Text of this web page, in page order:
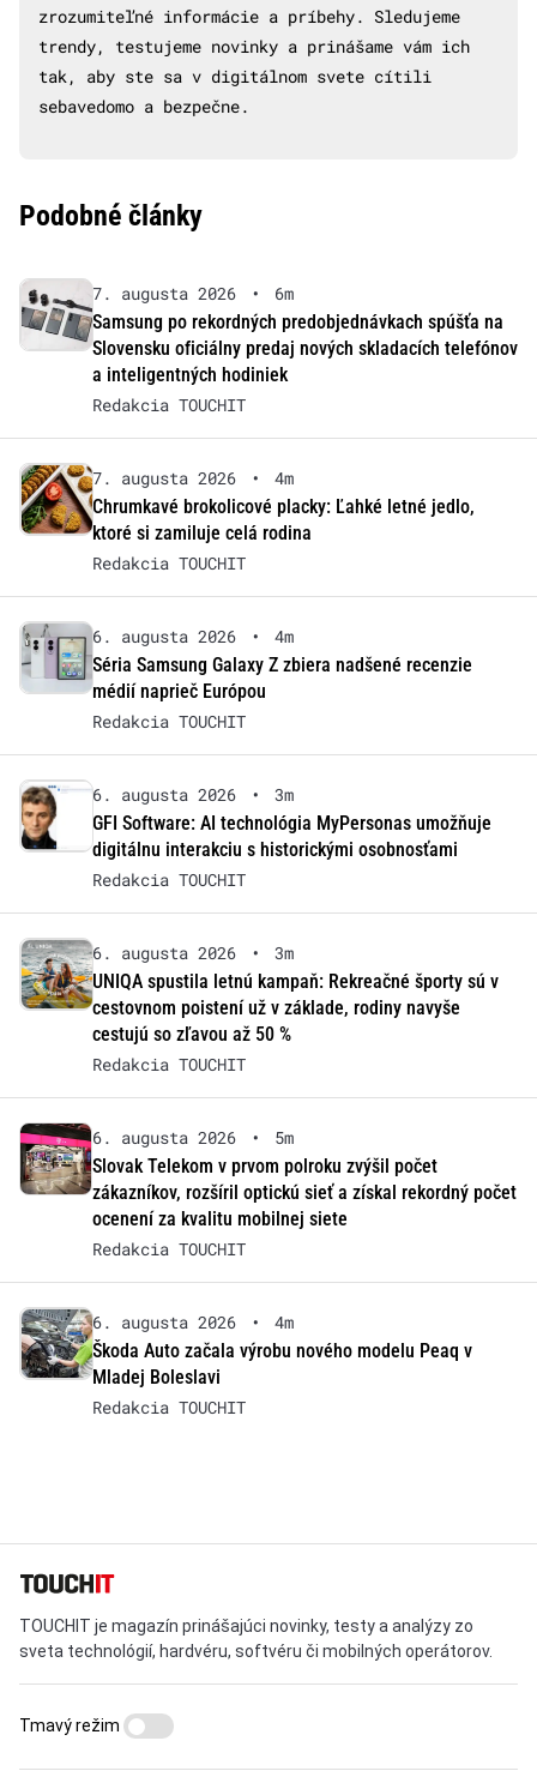
zrozumiteľné informácie a príbehy. Sledujeme
trendy, testujeme novinky a prinášame vám ich
tak, aby ste sa v digitálnom svete cítili
sebavedomo a bezpečne.
Podobné články
7. augusta 2026 •
6m
Samsung po rekordných predobjednávkach spúšťa na
Slovensku oficiálny predaj nových skladacích telefónov
a inteligentných hodiniek
Redakcia TOUCHIT
7. augusta 2026 •
4m
Chrumkavé brokolicové placky: Ľahké letné jedlo,
ktoré si zamiluje celá rodina
Redakcia TOUCHIT
6. augusta 2026 •
4m
Séria Samsung Galaxy Z zbiera nadšené recenzie
médií naprieč Európou
Redakcia TOUCHIT
6. augusta 2026 •
3m
GFI Software: AI technológia MyPersonas umožňuje
digitálnu interakciu s historickými osobnosťami
Redakcia TOUCHIT
6. augusta 2026 •
3m
UNIQA spustila letnú kampaň: Rekreačné športy sú v
cestovnom poistení už v základe, rodiny navyše
cestujú so zľavou až 50 %
Redakcia TOUCHIT
6. augusta 2026 •
5m
Slovak Telekom v prvom polroku zvýšil počet
zákazníkov, rozšíril optickú sieť a získal rekordný počet
ocenení za kvalitu mobilnej siete
Redakcia TOUCHIT
6. augusta 2026 •
4m
Škoda Auto začala výrobu nového modelu Peaq v
Mladej Boleslavi
Redakcia TOUCHIT
TOUCHIT je magazín prinášajúci novinky, testy a analýzy zo
sveta technológií, hardvéru, softvéru či mobilných operátorov.
Tmavý režim